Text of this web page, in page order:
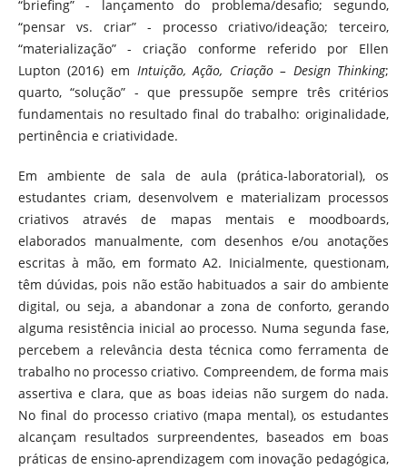
“briefing” - lançamento do problema/desafio; segundo,
“pensar vs. criar” - processo criativo/ideação; terceiro,
“materialização” - criação conforme referido por Ellen
Lupton (2016) em Intuição, Ação, Criação – Design Thinking;
quarto, “solução” - que pressupõe sempre três critérios
fundamentais no resultado final do trabalho: originalidade,
pertinência e criatividade.
Em ambiente de sala de aula (prática-laboratorial), os
estudantes criam, desenvolvem e materializam processos
criativos através de mapas mentais e moodboards,
elaborados manualmente, com desenhos e/ou anotações
escritas à mão, em formato A2. Inicialmente, questionam,
têm dúvidas, pois não estão habituados a sair do ambiente
digital, ou seja, a abandonar a zona de conforto, gerando
alguma resistência inicial ao processo. Numa segunda fase,
percebem a relevância desta técnica como ferramenta de
trabalho no processo criativo. Compreendem, de forma mais
assertiva e clara, que as boas ideias não surgem do nada.
No final do processo criativo (mapa mental), os estudantes
alcançam resultados surpreendentes, baseados em boas
práticas de ensino-aprendizagem com inovação pedagógica,